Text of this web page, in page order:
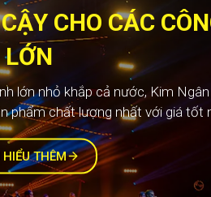
CHO CÁC
LỚN
lớn nhỏ khắp cả nước, Kim
phẩm chất lượng nhất với giá tốt
THÊM
CẬY CHO
LỚN
lớn nhỏ khắp cả nước, Kim
phẩm chất lượng nhất với giá tốt